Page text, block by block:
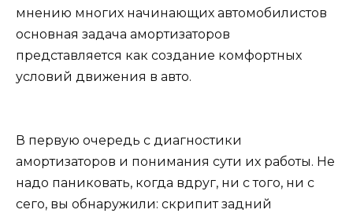
мнению многих начинающих автомобилистов
основная задача амортизаторов
представляется как создание комфортных
условий движения в авто.
В первую очередь с диагностики
амортизаторов и понимания сути их работы. Не
надо паниковать, когда вдруг, ни с того, ни с
сего, вы обнаружили: скрипит задний